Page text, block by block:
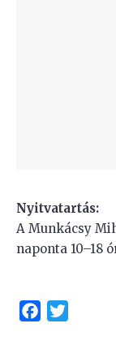
Nyitvatartás:
A Munkácsy
naponta 10–18
Facebook